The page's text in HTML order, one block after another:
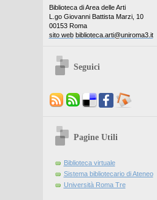
Biblioteca di Area delle Arti
L.go Giovanni Battista Marzi, 10
00153 Roma
sito web biblioteca.arti@uniroma3.it
Seguici
Pagine Utili
Biblioteca virtuale
Sistema bibliotecario di Ateneo
Università Roma Tre